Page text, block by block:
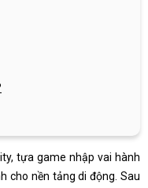
tựa game nhập vai hành
cho nền tảng di động. Sau